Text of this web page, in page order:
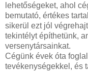
lehetőségeket, ahol
bemutató, értékes
sikerül ezt jól
tekintélyt építhetünk,
versenytársainkat.
Cégünk évek óta
tevékenységekkel, és